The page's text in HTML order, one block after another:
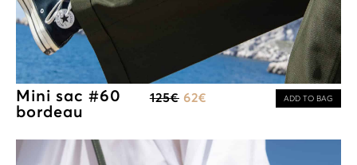
Mini sac #60
bordeau
125€ 62€ ADD TO BAG